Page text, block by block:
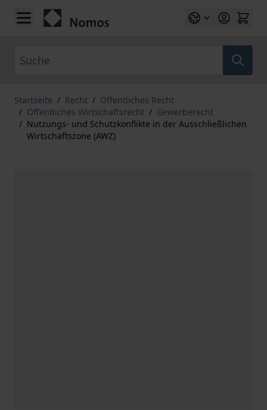
Zum Inhalt springen
Startseite / Recht / Öffentliches Recht
/ Öffentliches Wirtschaftsrecht / Gewerberecht
/ Nutzungs- und Schutzkonflikte in der Ausschließlichen
Wirtschaftszone (AWZ)